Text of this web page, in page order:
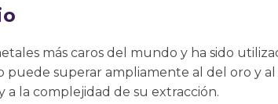
más caros del mundo y ha sido
puede superar ampliamente al del oro y
a la complejidad de su extracción.